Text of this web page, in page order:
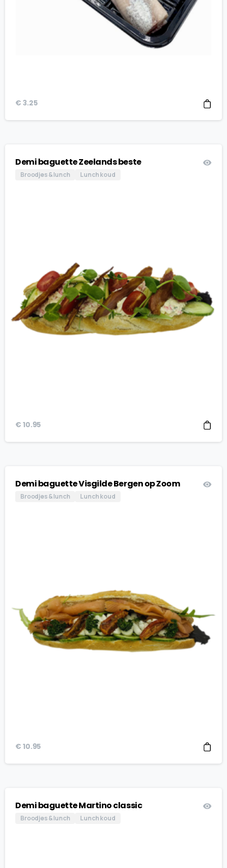
€ 3.25
Demi baguette Zeelands beste
Broodjes & lunch Lunch koud
€ 10.95
Demi baguette Visgilde Bergen op Zoom
Broodjes & lunch Lunch koud
€ 10.95
Demi baguette Martino classic
Broodjes & lunch Lunch koud